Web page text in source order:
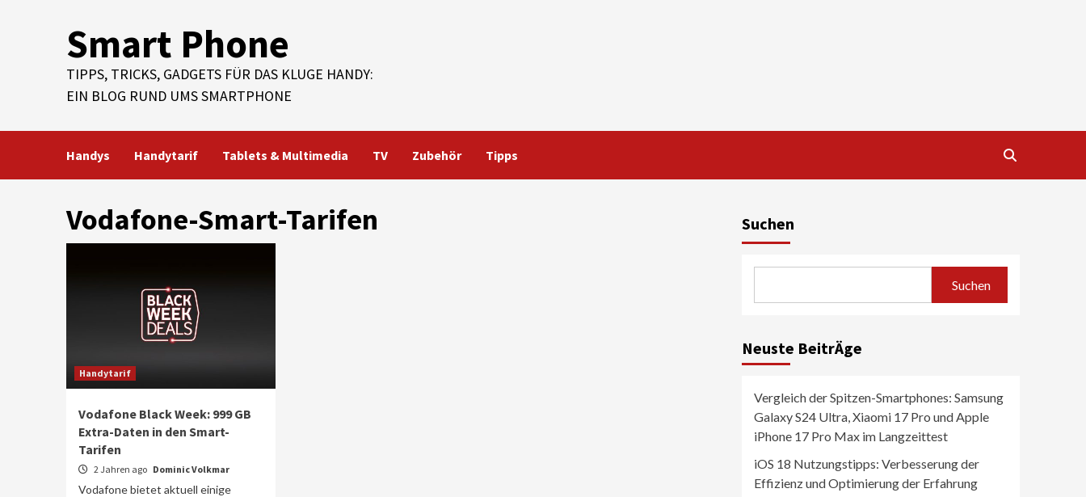
Smart Phone
TIPPS, TRICKS, GADGETS FÜR DAS KLUGE HANDY:
EIN BLOG RUND UMS SMARTPHONE
Handys Handytarif Tablets & Multimedia TV Zubehör Tipps
Vodafone-Smart-Tarifen
Handytarif
Vodafone Black Week: 999 GB
Extra-Daten in den Smart-
Tarifen
2 Jahren ago Dominic Volkmar
Vodafone bietet aktuell einige
Suchen
Suchen
Neuste BeitrÄge
Vergleich der Spitzen-Smartphones: Samsung
Galaxy S24 Ultra, Xiaomi 17 Pro und Apple
iPhone 17 Pro Max im Langzeittest
iOS 18 Nutzungstipps: Verbesserung der
Effizienz und Optimierung der Erfahrung